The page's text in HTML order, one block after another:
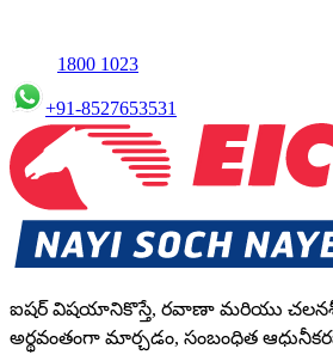
1800 1023
+91-8527653531
ఐషర్ విషయానికొస్తే, రవాణా మరియు
అర్థవంతంగా మార్చడం, సంబంధిత